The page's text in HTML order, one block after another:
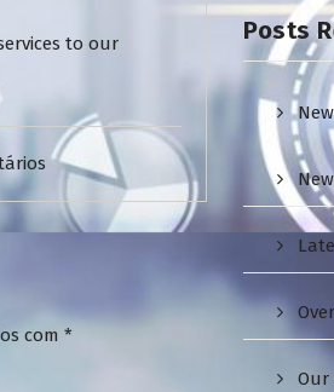
to our
com *
Posts
Our